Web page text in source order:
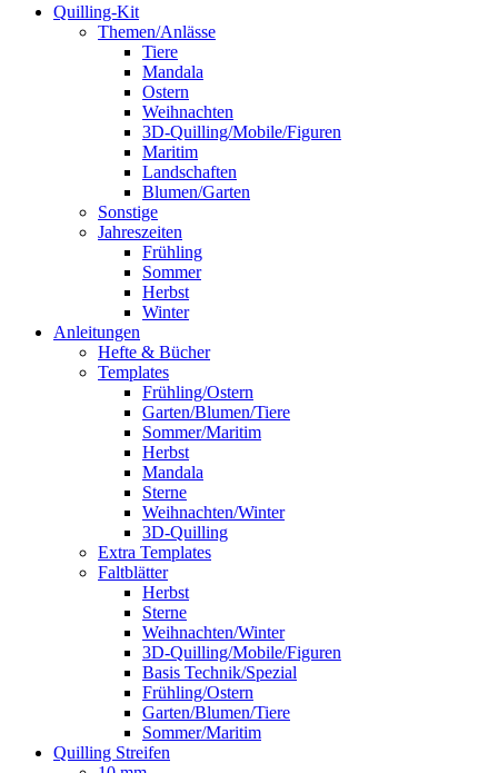
Quilling-Kit
Themen/Anlässe
Tiere
Mandala
Ostern
Weihnachten
3D-Quilling/Mobile/Figuren
Maritim
Landschaften
Blumen/Garten
Sonstige
Jahreszeiten
Frühling
Sommer
Herbst
Winter
Anleitungen
Hefte & Bücher
Templates
Frühling/Ostern
Garten/Blumen/Tiere
Sommer/Maritim
Herbst
Mandala
Sterne
Weihnachten/Winter
3D-Quilling
Extra Templates
Faltblätter
Herbst
Sterne
Weihnachten/Winter
3D-Quilling/Mobile/Figuren
Basis Technik/Spezial
Frühling/Ostern
Garten/Blumen/Tiere
Sommer/Maritim
Quilling Streifen